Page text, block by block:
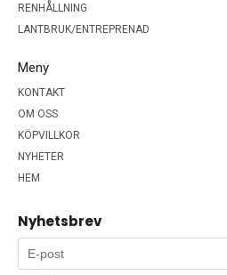
RENHÅLLNING
LANTBRUK/ENTREPRENAD
Meny
KONTAKT
OM OSS
KÖPVILLKOR
NYHETER
HEM
Nyhetsbrev